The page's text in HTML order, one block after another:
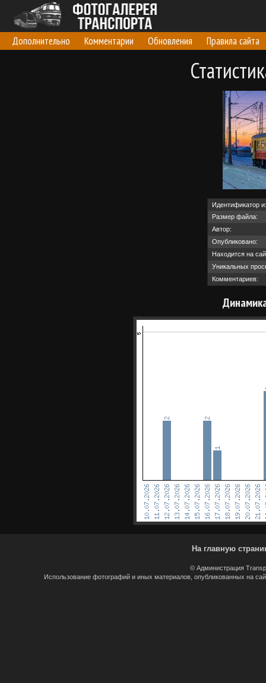
Дополнительно Комментарии Обновления Правила сайта
Идентификатор
Размер файла:
Автор:
Опубликовано:
Находится на
Уникальных
Комментариев:
На главную
© Администрация
Использование фотографий и иных материалов, опубликованных на